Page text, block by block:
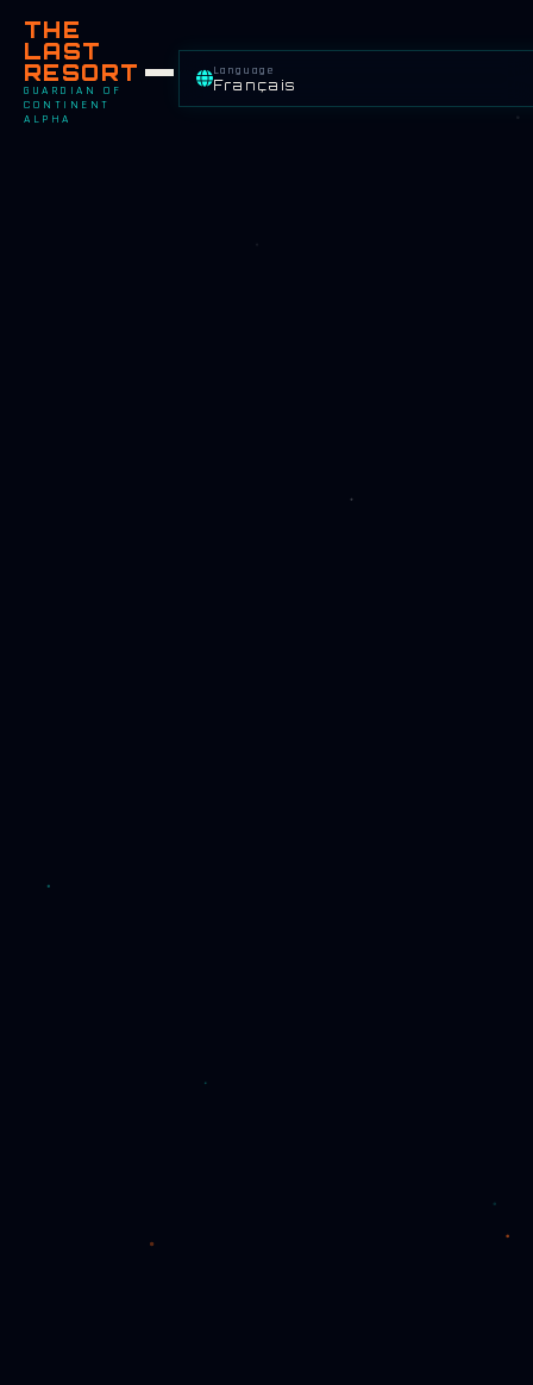
THE
LAST
RESORT
GUARDIAN OF
CONTINENT
ALPHA
Language
Français